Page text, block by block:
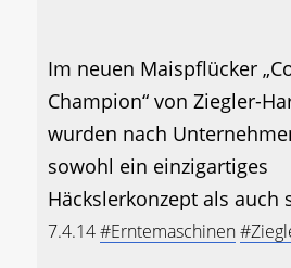
Im neuen Maispflücker
Champion“ von Ziegler-
wurden nach
sowohl ein einzigartiges
Häckslerkonzept als auch
7.4.14#Erntemaschinen